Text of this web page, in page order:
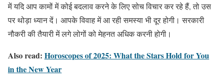
में यदि आप कामों में कोई बदलाव करने के लिए सोच विचार कर रहे हैं, तो उस
पर थोड़ा ध्यान दें। आपके विवाह में आ रही समस्या भी दूर होगी। सरकारी
नौकरी की तैयारी में लगे लोगों को मेहनत अधिक करनी होगी।
Also read: Horoscopes of 2025: What the Stars Hold for You
in the New Year